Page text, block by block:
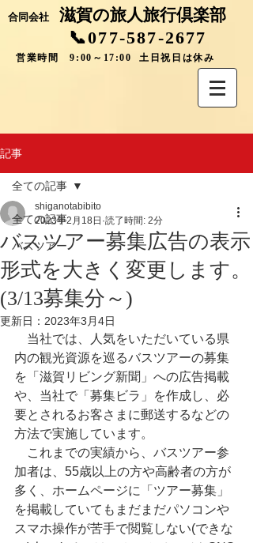
合同会社 滋賀の旅人旅行倶楽部
📞077-587-2677
営業時間 9:00～17:00 土日祝日は休み
記事
全ての記事
バスツアー
全ての記事
バスツアー募集広告の表示
形式を大きく変更します。
(3/13募集分～)
shiganotabibito
2023年2月18日 読了時間: 2分
更新日： 2023年3月4日
当社では、人気をいただいている県
内の観光資源を巡るバスツアーの募集
を「滋賀リビング新聞」への広告掲載
や、当社で「募集ビラ」を作成し、必
要とされるお客さまに郵送するなどの
方法で実施しています。
これまでの実績から、バスツアー参
加者は、55歳以上の方や高齢者の方が
多く、ホームページに「ツアー募集」
を掲載していてもまだまだパソコンや
スマホ操作が苦手で閲覧しない(できな